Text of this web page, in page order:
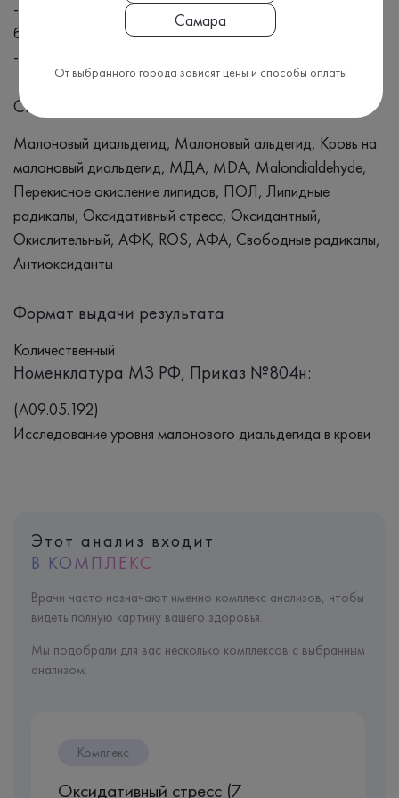
- хронической обструктивной болезни легких и
бронхиальной астме;
- в спорте при интенсивных физических нагрузках.
Синонимы
Малоновый диальдегид, Малоновый альдегид, Кровь на
малоновый диальдегид, МДА, MDA, Malondialdehyde,
Перекисное окисление липидов, ПОЛ, Липидные
радикалы, Оксидативный стресс, Оксидантный,
Окислительный, АФК, ROS, АФА, Свободные радикалы,
Антиоксиданты
Формат выдачи результата
Количественный
Номенклатура МЗ РФ, Приказ №804н:
(A09.05.192)
Исследование уровня малонового диальдегида в крови
Этот анализ входит
В КОМПЛЕКС
Врачи часто назначают именно комплекс анализов, чтобы
видеть полную картину вашего здоровья.
Мы подобрали для вас несколько комплексов с выбранным
анализом:
Комплекс
Оксидативный стресс (7
Самара
От выбранного города зависят цены и способы оплаты